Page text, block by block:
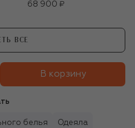
68 900 ₽
ВСЕ
В корзину
белья Одеяла